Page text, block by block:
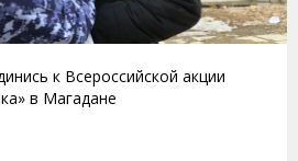
к Всероссийской акции
в Магадане